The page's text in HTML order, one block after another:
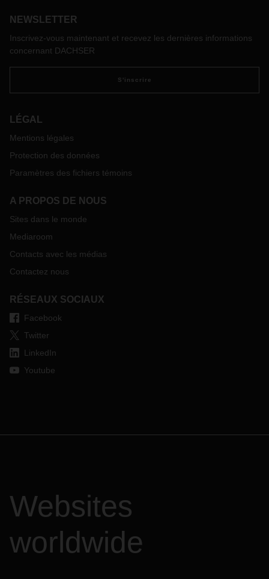
responsable les uns avec les autres, constituent la force de
réseau.
NEWSLETTER
Inscrivez-vous maintenant et recevez les dernières informations
concernant DACHSER
S'inscrire
LÉGAL
Mentions légales
Protection des données
Paramètres des fichiers témoins
A PROPOS DE NOUS
Sites dans le monde
Mediaroom
Contacts avec les médias
Contactez nous
RÉSEAUX SOCIAUX
Facebook
Twitter
LinkedIn
Youtube
Websites
worldwide